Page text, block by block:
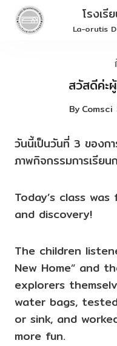
Skip
โรงเรี
La-orutis
สวัสดีค่ะ
ByComsci
วันนี้เป็นวันที่ 3 ของก
ภาพกิจกรรมการเรียน
Today’s class
and discovery!
The children
New Home” and
explorers
water bags,
or sink, and
more fun.